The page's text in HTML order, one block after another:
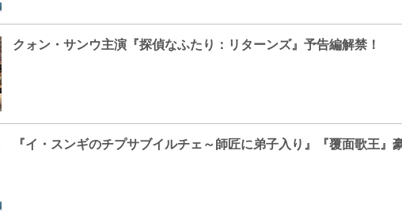
クォン・サンウ主演『探偵なふたり：リターンズ』予告編解禁！